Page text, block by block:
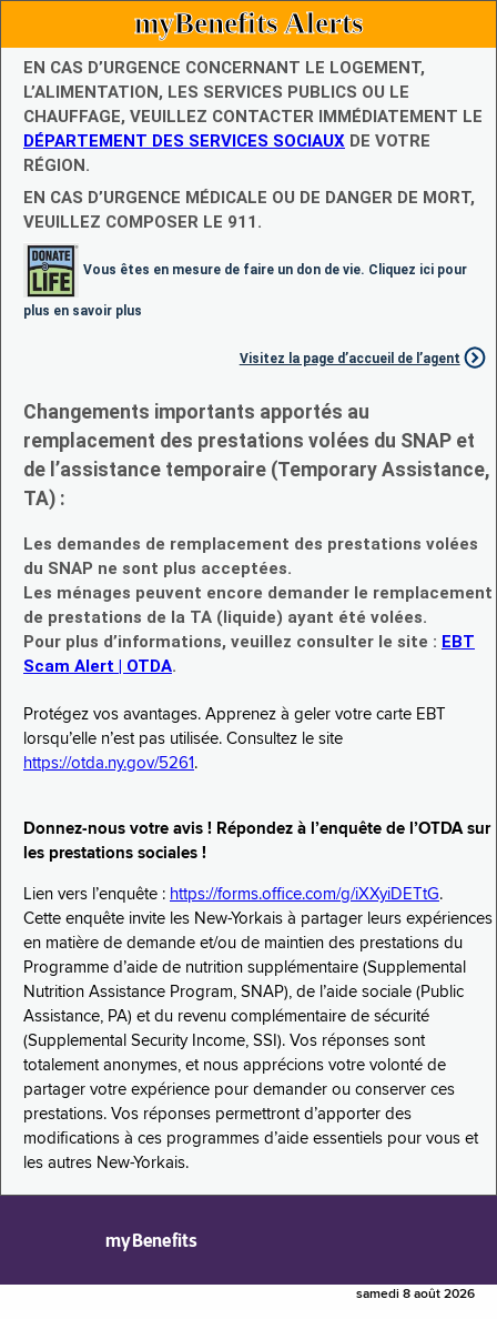
myBenefits Alerts
EN CAS D’URGENCE CONCERNANT LE LOGEMENT,
L’ALIMENTATION, LES SERVICES PUBLICS OU LE
CHAUFFAGE, VEUILLEZ CONTACTER IMMÉDIATEMENT LE
DÉPARTEMENT DES SERVICES SOCIAUX DE VOTRE
RÉGION.
EN CAS D’URGENCE MÉDICALE OU DE DANGER DE MORT,
VEUILLEZ COMPOSER LE 911.
Vous êtes en mesure de faire un don de vie. Cliquez ici pour
plus en savoir plus
Visitez la page d’accueil de l’agent
Changements importants apportés au
remplacement des prestations volées du SNAP et
de l’assistance temporaire (Temporary Assistance,
TA) :
Les demandes de remplacement des prestations volées
du SNAP ne sont plus acceptées.
Les ménages peuvent encore demander le remplacement
de prestations de la TA (liquide) ayant été volées.
Pour plus d’informations, veuillez consulter le site : EBT
Scam Alert | OTDA.
Protégez vos avantages. Apprenez à geler votre carte EBT
lorsqu’elle n’est pas utilisée. Consultez le site
https://otda.ny.gov/5261 .
Donnez-nous votre avis ! Répondez à l’enquête de l’OTDA sur
les prestations sociales !
Lien vers l’enquête : https://forms.office.com/g/iXXyiDETtG.
Cette enquête invite les New-Yorkais à partager leurs expériences
en matière de demande et/ou de maintien des prestations du
Programme d’aide de nutrition supplémentaire (Supplemental
Nutrition Assistance Program, SNAP), de l’aide sociale (Public
Assistance, PA) et du revenu complémentaire de sécurité
(Supplemental Security Income, SSI). Vos réponses sont
totalement anonymes, et nous apprécions votre volonté de
partager votre expérience pour demander ou conserver ces
prestations. Vos réponses permettront d’apporter des
modifications à ces programmes d’aide essentiels pour vous et
les autres New-Yorkais.
myBenefits
samedi 8 août 2026